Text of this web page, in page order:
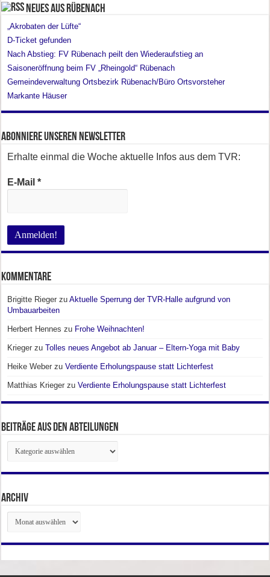
Neues aus Rübenach
„Akrobaten der Lüfte“
D-Ticket gefunden
Nach Abstieg: FV Rübenach peilt den Wiederaufstieg an
Saisoneröffnung beim FV „Rheingold“ Rübenach
Gemeindeverwaltung Ortsbezirk Rübenach/Büro Ortsvorsteher
Markante Häuser
Abonniere unseren Newsletter
Erhalte einmal die Woche aktuelle Infos aus dem TVR:
E-Mail*
Kommentare
Brigitte Rieger zuAktuelle Sperrung der TVR-Halle aufgrund von
Umbauarbeiten
Herbert Hennes zu Frohe Weihnachten!
Krieger zuTolles neues Angebot ab Januar – Eltern-Yoga mit Baby
Heike Weber zuVerdiente Erholungspause statt Lichterfest
Matthias Krieger zuVerdiente Erholungspause statt Lichterfest
Beiträge aus den Abteilungen
Beiträge
aus
den
Abteilungen
Archiv
Archiv